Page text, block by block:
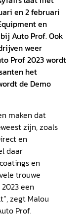
en 2 februari
en
Auto Prof. Ook
weer
Prof 2023 wordt
het
de Demo
maken dat
zijn, zoals
en
daar
en
trouwe
een
zegt Malou
Prof.